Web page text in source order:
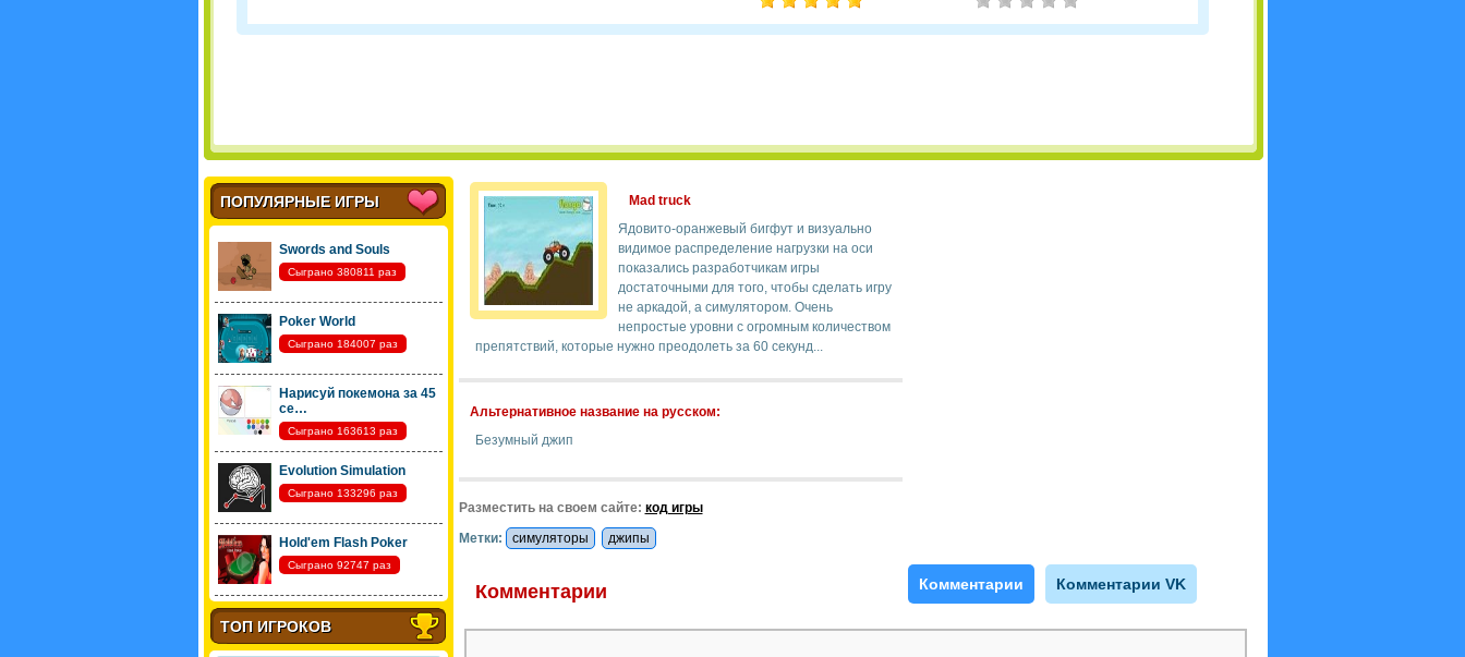
ПОПУЛЯРНЫЕ ИГРЫ
Swords and Souls
Сыграно 380811 раз
Poker World
Сыграно 184007 раз
Нарисуй покемона за 45
се…
Сыграно 163613 раз
Evolution Simulation
Сыграно 133296 раз
Hold'em Flash Poker
Сыграно 92747 раз
ТОП ИГРОКОВ
Mad truck
Ядовито-оранжевый бигфут и визуально
видимое распределение нагрузки на оси
показались разработчикам игры
достаточными для того, чтобы сделать игру
не аркадой, а симулятором. Очень
непростые уровни с огромным количеством
препятствий, которые нужно преодолеть за 60 секунд...
Альтернативное название на русском:
Безумный джип
Разместить на своем сайте: код игры
Метки:
симуляторы джипы
Комментарии Комментарии Комментарии VK